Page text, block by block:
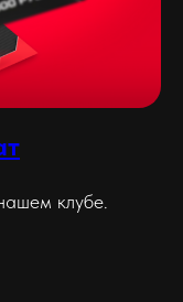
клубе.